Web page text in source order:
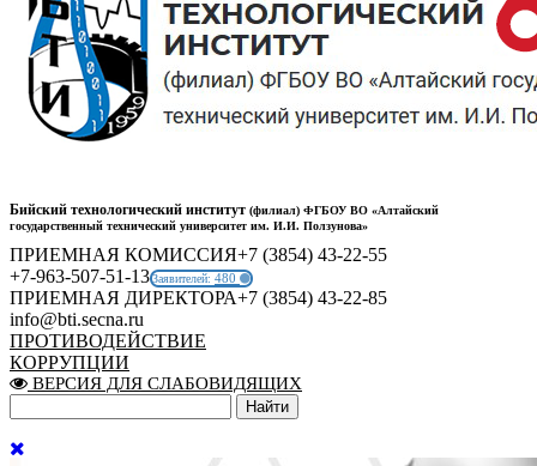
Бийский технологический институт (филиал) ФГБОУ ВО «Алтайский
государственный технический университет им. И.И. Ползунова»
ПРИЕМНАЯ КОМИССИЯ+7 (3854) 43-22-55
+7-963-507-51-13Заявителей: 480
ПРИЕМНАЯ ДИРЕКТОРА+7 (3854) 43-22-85
info@bti.secna.ru
ПРОТИВОДЕЙСТВИЕ
КОРРУПЦИИ
ВЕРСИЯ ДЛЯ СЛАБОВИДЯЩИХ